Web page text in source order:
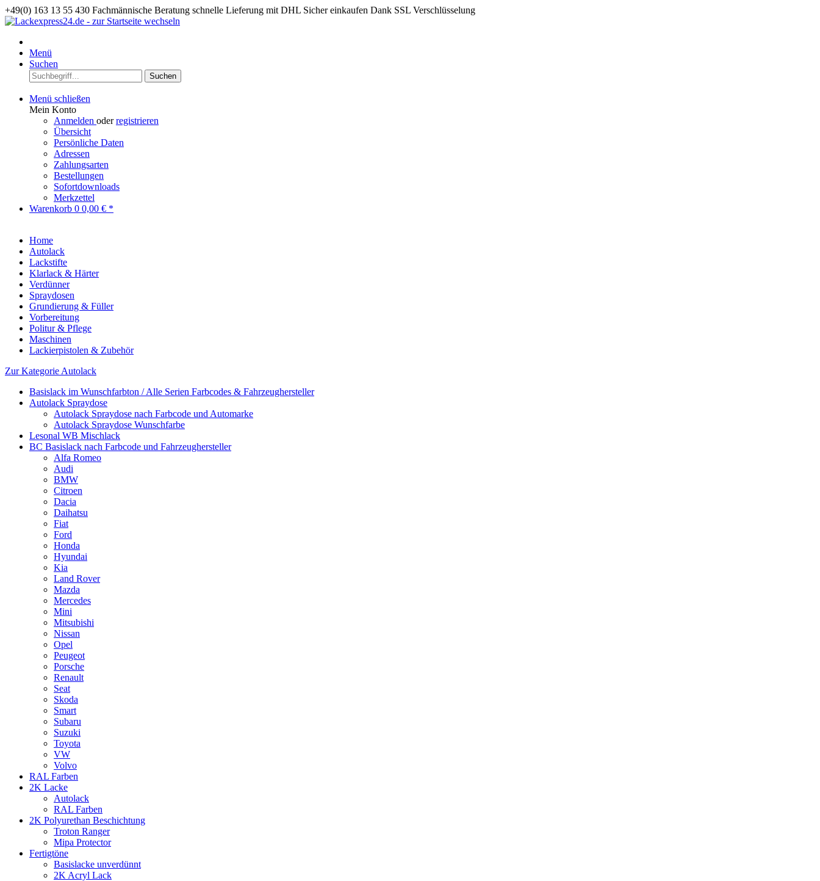
+49(0) 163 13 55 430 Fachmännische Beratung schnelle Lieferung mit DHL Sicher einkaufen Dank SSL Verschlüsselung
Menü
Suchen
Suchen
Menü schließen
Mein Konto
Anmelden oderregistrieren
Übersicht
Persönliche Daten
Adressen
Zahlungsarten
Bestellungen
Sofortdownloads
Merkzettel
Warenkorb 0 0,00 € *
Home
Autolack
Lackstifte
Klarlack & Härter
Verdünner
Spraydosen
Grundierung & Füller
Vorbereitung
Politur & Pflege
Maschinen
Lackierpistolen & Zubehör
Zur Kategorie Autolack
Basislack im Wunschfarbton / Alle Serien Farbcodes & Fahrzeughersteller
Autolack Spraydose
Autolack Spraydose nach Farbcode und Automarke
Autolack Spraydose Wunschfarbe
Lesonal WB Mischlack
BC Basislack nach Farbcode und Fahrzeughersteller
Alfa Romeo
Audi
BMW
Citroen
Dacia
Daihatsu
Fiat
Ford
Honda
Hyundai
Kia
Land Rover
Mazda
Mercedes
Mini
Mitsubishi
Nissan
Opel
Peugeot
Porsche
Renault
Seat
Skoda
Smart
Subaru
Suzuki
Toyota
VW
Volvo
RAL Farben
2K Lacke
Autolack
RAL Farben
2K Polyurethan Beschichtung
Troton Ranger
Mipa Protector
Fertigtöne
Basislacke unverdünnt
2K Acryl Lack